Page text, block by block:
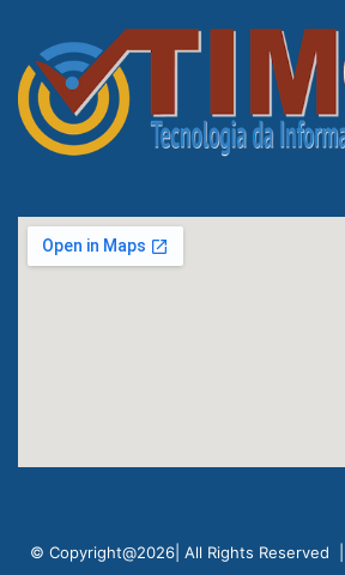
© Copyright@2026| All Rights Reserved |